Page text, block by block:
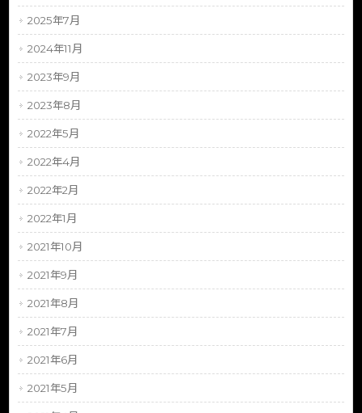
2025年7月
2024年11月
2023年9月
2023年8月
2022年5月
2022年4月
2022年2月
2022年1月
2021年10月
2021年9月
2021年8月
2021年7月
2021年6月
2021年5月